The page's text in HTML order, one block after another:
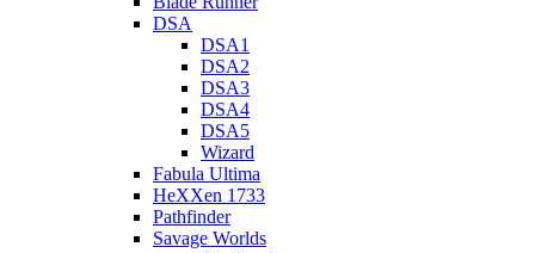
DSA
DSA1
DSA2
DSA3
DSA4
DSA5
Wizard
Fabula Ultima
HeXXen 1733
Pathfinder
Savage Worlds